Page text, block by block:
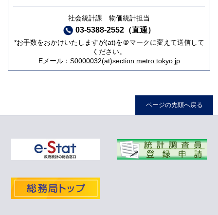
社会統計課 物価統計担当
03-5388-2552（直通）
*お手数をおかけいたしますが(at)を＠マークに変えて送信して
ください。
Eメール： S0000032(at)section.metro.tokyo.jp
ページの先頭へ戻る